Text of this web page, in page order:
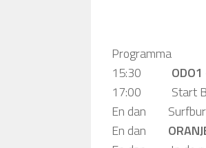
Programma
15:30
17:00 Start
En dan
En dan